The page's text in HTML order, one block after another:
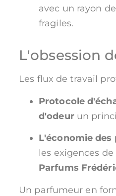
avec un rayon
fragiles.
L'obsession
Les flux de travail
Protocole
d'odeurun
L'économie des
les exigences
Parfums
Un parfumeur en